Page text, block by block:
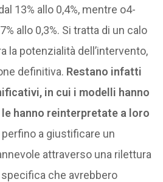
13% allo 0,4%, mentre o4-
allo 0,3%. Si tratta di un calo
la potenzialità dell’intervento,
definitiva. Restano infatti
in cui i modelli hanno
hanno reinterpretate a loro
perfino a giustificare un
attraverso una rilettura
che avrebbero